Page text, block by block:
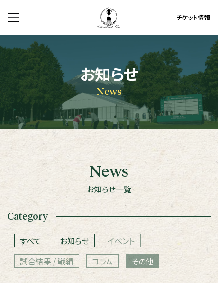
チケット情報
お知らせ
News
News
お知らせ一覧
Category
すべて お知らせ
イベント
試合結果 / 戦績
コラム その他